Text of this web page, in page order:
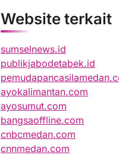
Website terkait
sumselnews.id
publikjabodetabek.id
ayokalimantan.com
ayosumut.com
bangsaoffline.com
cnbcmedan.com
cnnmedan.com